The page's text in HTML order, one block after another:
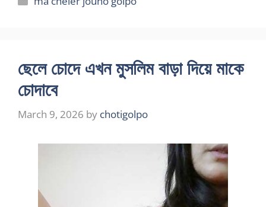
ছেলে চোদে এখন মুসলিম বাড়া দিয়ে মাকে
চোদাবে
March 9, 2026 by chotigolpo